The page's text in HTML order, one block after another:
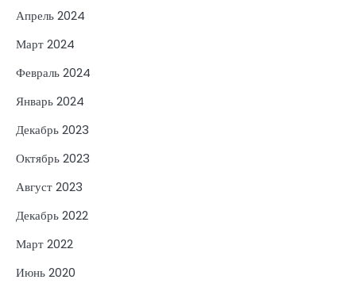
Апрель 2024
Март 2024
Февраль 2024
Январь 2024
Декабрь 2023
Октябрь 2023
Август 2023
Декабрь 2022
Март 2022
Июнь 2020